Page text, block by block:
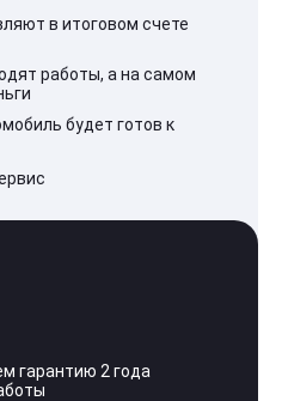
в итоговом счете
работы, а на самом
будет готов к
гарантию 2 года